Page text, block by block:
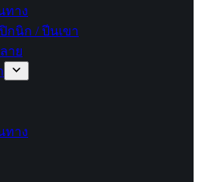
ทาง
กนิก / ปีนเขา
าย
ทาง